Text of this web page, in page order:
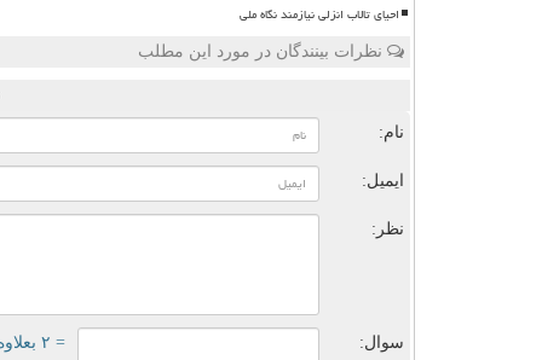
احیای تالاب انزلی نیازمند نگاه ملی
نظرات بینندگان در مورد این مطلب
نام:
ایمیل:
نظر:
سوال: = ۲ بعلاوه ۴